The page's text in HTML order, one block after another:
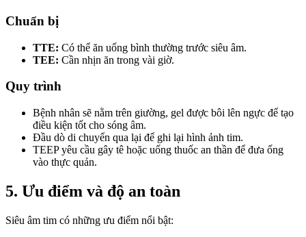
Chuẩn bị
TTE: Có thể ăn uống bình thường trước siêu âm.
TEE: Cần nhịn ăn trong vài giờ.
Quy trình
Bệnh nhân sẽ nằm trên giường, gel được bôi lên ngực để tạo
điều kiện tốt cho sóng âm.
Đầu dò di chuyển qua lại để ghi lại hình ảnh tim.
TEEP yêu cầu gây tê hoặc uống thuốc an thần để đưa ống
vào thực quản.
5. Ưu điểm và độ an toàn
Siêu âm tim có những ưu điểm nổi bật: